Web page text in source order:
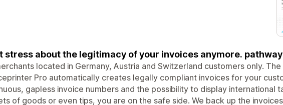
stress about the legitimacy of your invoices anymore.
located in Germany, Austria and Switzerland customers only.
Pro automatically creates legally compliant invoices for your
gapless invoice numbers and the possibility to display international
of goods or even tips, you are on the safe side. We back up the